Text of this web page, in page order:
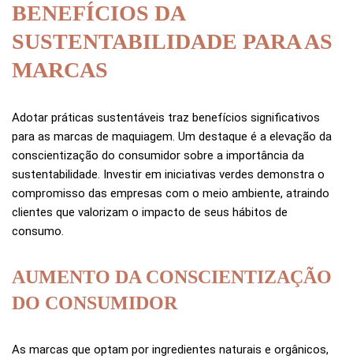
BENEFÍCIOS DA
SUSTENTABILIDADE PARA AS
MARCAS
Adotar práticas sustentáveis traz benefícios significativos
para as marcas de maquiagem. Um destaque é a elevação da
conscientização do consumidor sobre a importância da
sustentabilidade. Investir em iniciativas verdes demonstra o
compromisso das empresas com o meio ambiente, atraindo
clientes que valorizam o impacto de seus hábitos de
consumo.
AUMENTO DA CONSCIENTIZAÇÃO
DO CONSUMIDOR
As marcas que optam por ingredientes naturais e orgânicos,